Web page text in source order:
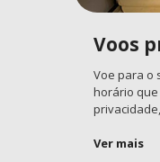
Voos
Voe para o
horário
Ver mais